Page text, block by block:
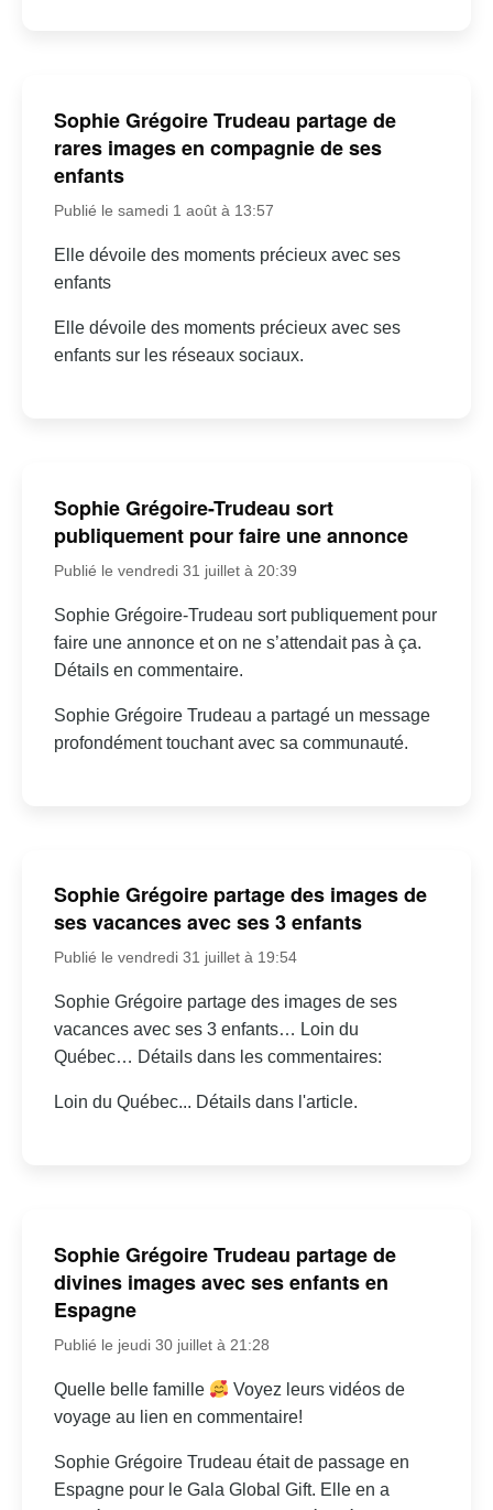
Sophie Grégoire Trudeau partage de
rares images en compagnie de ses
enfants
Publié le samedi 1 août à 13:57
Elle dévoile des moments précieux avec ses
enfants
Elle dévoile des moments précieux avec ses
enfants sur les réseaux sociaux.
Sophie Grégoire-Trudeau sort
publiquement pour faire une annonce
Publié le vendredi 31 juillet à 20:39
Sophie Grégoire-Trudeau sort publiquement pour
faire une annonce et on ne s’attendait pas à ça.
Détails en commentaire.
Sophie Grégoire Trudeau a partagé un message
profondément touchant avec sa communauté.
Sophie Grégoire partage des images de
ses vacances avec ses 3 enfants
Publié le vendredi 31 juillet à 19:54
Sophie Grégoire partage des images de ses
vacances avec ses 3 enfants… Loin du
Québec… Détails dans les commentaires:
Loin du Québec... Détails dans l'article.
Sophie Grégoire Trudeau partage de
divines images avec ses enfants en
Espagne
Publié le jeudi 30 juillet à 21:28
Quelle belle famille
Voyez leurs vidéos de
voyage au lien en commentaire!
Sophie Grégoire Trudeau était de passage en
Espagne pour le Gala Global Gift. Elle en a